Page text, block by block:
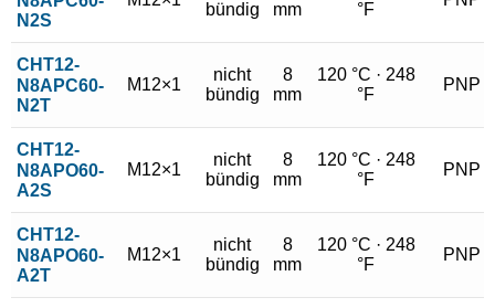
N2S
bündig
mm
°F
CHT12-
N8APC60-
N2T
M12×1
nicht
bündig
8
mm
120 °C · 248
°F
PNP
CHT12-
N8APO60-
A2S
M12×1
nicht
bündig
8
mm
120 °C · 248
°F
PNP
CHT12-
N8APO60-
A2T
M12×1
nicht
bündig
8
mm
120 °C · 248
°F
PNP